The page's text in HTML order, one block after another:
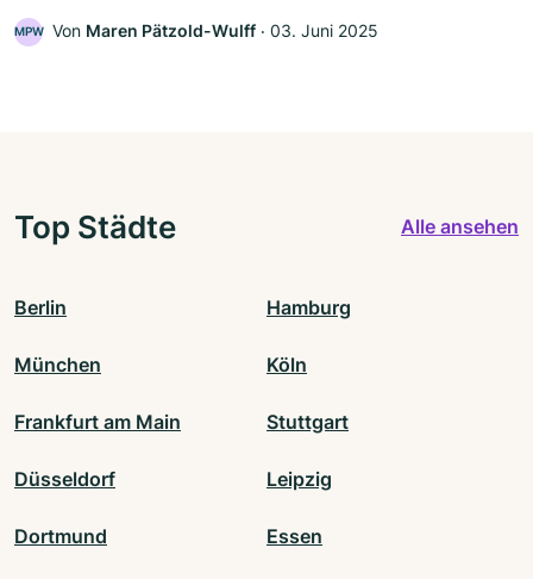
MPW Von Maren Pätzold-Wulff ‧ 03. Juni 2025
Top Städte Alle ansehen
Berlin Hamburg
München Köln
Frankfurt am Main Stuttgart
Düsseldorf Leipzig
Dortmund Essen